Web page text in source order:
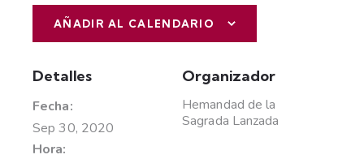
AÑADIR AL CALENDARIO
Detalles
Fecha:
Sep 30, 2020
Hora:
Organizador
Hemandad de la
Sagrada Lanzada